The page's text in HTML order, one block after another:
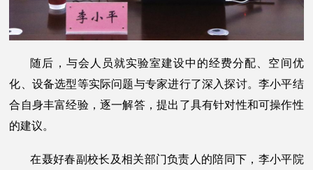
随后，与会人员就实验室建设中的经费分配、空间优
化、设备选型等实际问题与专家进行了深入探讨。李小平结
合自身丰富经验，逐一解答，提出了具有针对性和可操作性
的建议。
在聂好春副校长及相关部门负责人的陪同下，李小平院